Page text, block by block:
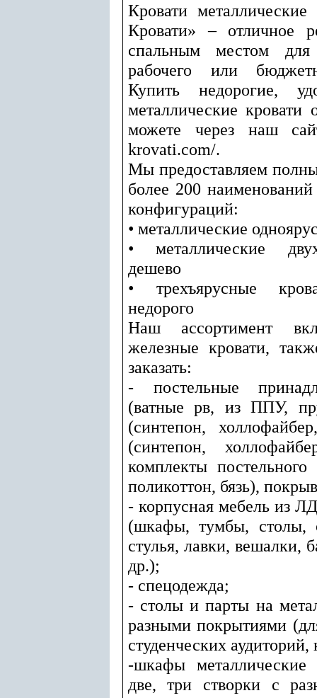
Кровати
Кровати» – отличное
спальным местом для
рабочего или
Купить недорогие,
металлические кровати
можете через наш
krovati.com/.
Мы предоставляем
более 200
конфигураций:
• металлические
• металлические
дешево
• трехъярусные
недорого
Наш ассортимент
железные кровати,
заказать:
- постельные
(ватные рв, из ППУ,
(синтепон,
(синтепон,
комплекты
поликоттон, бязь),
- корпусная мебель из
(шкафы, тумбы, столы,
стулья, лавки, вешалки,
др.);
- спецодежда;
- столы и парты на
разными покрытиями
студенческих аудиторий,
-шкафы металлические
две, три створки с